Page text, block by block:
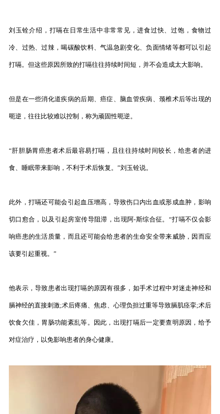
刘玉铨介绍，打嗝在日常生活中非常常见，进食过快、过饱，食物过
冷、过热、过辣，喝碳酸饮料、气温急剧变化、负面情绪等都可以引起
打嗝。但这些原因所致的打嗝往往持续时间短，并不会造成太大影响。
但是在一些消化道疾病的后期、癌症、脑血管疾病、颈椎术后等出现的
呃逆，往往比较难以控制，称为顽固性呃逆。
“肝胆肠胃癌患者术后最容易打嗝，且往往持续时间较长，给患者的进
食、睡眠带来影响，不利于术后恢复。”刘玉铨说。
此外，打嗝还可能会引起血压增高，导致伤口内出血或形成血肿，影响
切口愈合，以及引起房室传导阻滞，出现阿-斯综合征。“打嗝不仅会影
响癌患的生活质量，而且还可能会给患者的生命安全带来威胁，因而应
该要引起重视。”
他表示，导致患者出现打嗝的原因有很多，如手术过程中对迷走神经和
膈神经的直接刺激;术后疼痛、焦虑、心理负担过重等导致膈肌痉挛;术后
饮食欠佳，胃肠功能紊乱等。因此，出现打嗝后一定要查明原因，给予
对症治疗，以免影响患者的身心健康。